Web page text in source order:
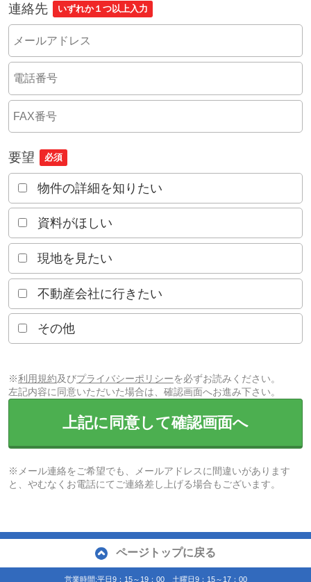
連絡先 いずれか１つ以上入力
要望 必須
物件の詳細を知りたい
資料がほしい
現地を見たい
不動産会社に行きたい
その他
※利用規約及びプライバシーポリシーを必ずお読みください。
左記内容に同意いただいた場合は、確認画面へお進み下さい。
上記に同意して確認画面へ
※メール連絡をご希望でも、メールアドレスに間違いがあります
と、やむなくお電話にてご連絡差し上げる場合もございます。
ページトップに戻る
営業時間:平日9：15～19：00 土曜日9：15～17：00